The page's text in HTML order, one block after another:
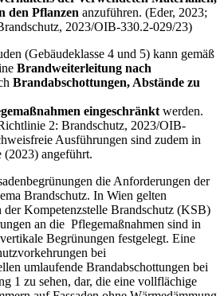
den Pflanzen anzuführen. (Eder, 2023;
2023/OIB-330.2-029/23)
(Gebäudeklasse 4 und 5) kann gemäß
Brandweiterleitung nach
Brandabschottungen, Abstände zu
eingeschränkt werden.
2: Brandschutz, 2023/OIB-
Ausführungen sind zudem in
(2023) angeführt.
die Anforderungen der
Brandschutz. In Wien gelten
Kompetenzstelle Brandschutz (KSB)
an die Pflegemaßnahmen sind in
Begrünungen festgelegt. Eine
bei
umlaufende Brandabschottungen bei
1 zu sehen, dar, die eine vollflächige